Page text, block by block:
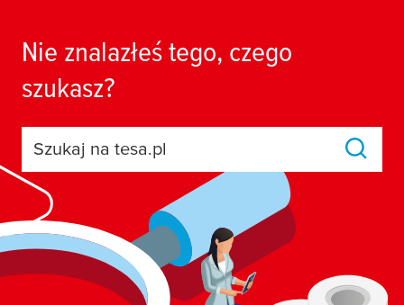
Nie znalazłeś tego, czego
szukasz?
Szukaj na tesa.pl